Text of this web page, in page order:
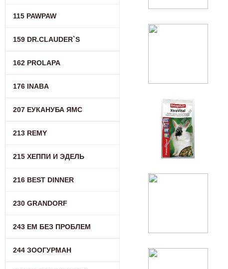
115 PAWPAW
159 DR.CLAUDER`S
162 PROLAPA
176 INABA
207 ЕУКАНУБА ЯМС
213 REMY
215 ХЕППИ И ЭДЕЛЬ
216 BEST DINNER
230 GRANDORF
243 ЕМ БЕЗ ПРОБЛЕМ
244 ЗООГУРМАН